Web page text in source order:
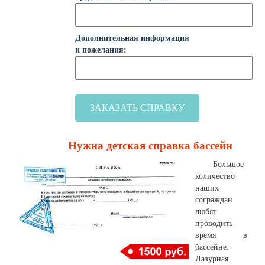
Дополнительная информация
и пожелания:
Нужна детская справка бассейн
Большое
количество
наших
сограждан
любят
проводить
время в
бассейне.
Лазурная